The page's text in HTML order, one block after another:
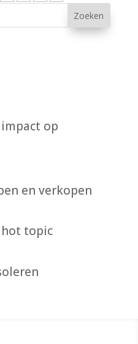
Zoeken
op
en verkopen
topic